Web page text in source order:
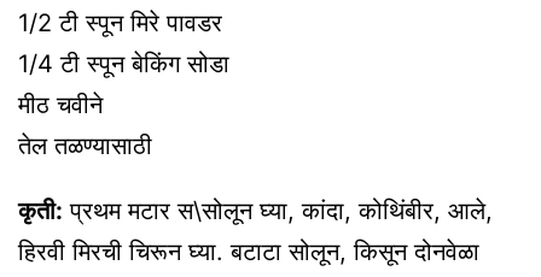
1/2 टी स्पून मिरे पावडर
1/4 टी स्पून बेकिंग सोडा
मीठ चवीने
तेल तळण्यासाठी
कृती: प्रथम मटार स\सोलून घ्या, कांदा, कोथिंबीर, आले,
हिरवी मिरची चिरून घ्या. बटाटा सोलून, किसून दोनवेळा